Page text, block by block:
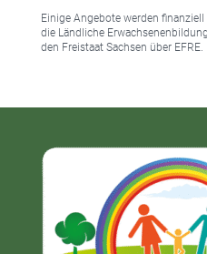
Einige Angebote werden
die Ländliche
den Freistaat Sachsen über EFRE.